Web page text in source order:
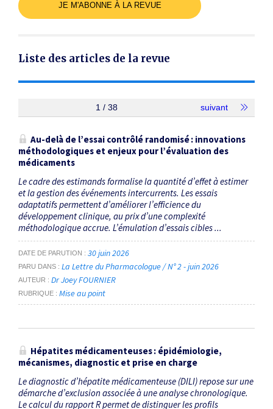
JE M'ABONNE À LA REVUE
Liste des articles de la revue
1 / 38 suivant
Au-delà de l’essai contrôlé randomisé : innovations
méthodologiques et enjeux pour l’évaluation des
médicaments
Le cadre des estimands formalise la quantité d’effet à estimer
et la gestion des événements intercurrents. Les essais
adaptatifs permettent d’améliorer l’efficience du
développement clinique, au prix d’une complexité
méthodologique accrue. L’émulation d’essais cibles ...
DATE DE PARUTION 30 juin 2026
PARU DANS La Lettre du Pharmacologue / N° 2 - juin 2026
AUTEUR Dr Joey FOURNIER
RUBRIQUE Mise au point
Hépatites médicamenteuses : épidémiologie,
mécanismes, diagnostic et prise en charge
Le diagnostic d’hépatite médicamenteuse (DILI) repose sur une
démarche d’exclusion associée à une analyse chronologique.
Le calcul du rapport R permet de distinguer les profils